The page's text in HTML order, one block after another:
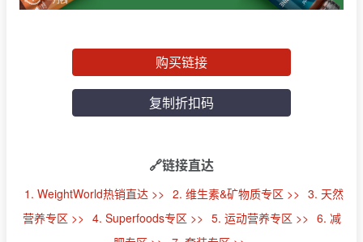
购买链接
复制折扣码
🔗链接直达
1. WeightWorld热销直达 >> 2. 维生素&矿物质专区 >> 3. 天然
营养专区 >> 4. Superfoods专区 >> 5. 运动营养专区 >> 6. 减